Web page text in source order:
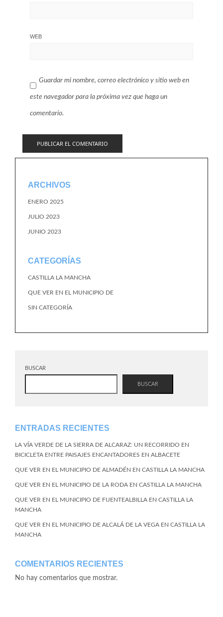
WEB
Guardar mi nombre, correo electrónico y sitio web en
este navegador para la próxima vez que haga un
comentario.
ARCHIVOS
ENERO 2025
JULIO 2023
JUNIO 2023
CATEGORÍAS
CASTILLA LA MANCHA
QUE VER EN EL MUNICIPIO DE
SIN CATEGORÍA
BUSCAR
BUSCAR
ENTRADAS RECIENTES
LA VÍA VERDE DE LA SIERRA DE ALCARAZ: UN RECORRIDO EN
BICICLETA ENTRE PAISAJES ENCANTADORES EN ALBACETE
QUE VER EN EL MUNICIPIO DE ALMADÉN EN CASTILLA LA MANCHA
QUE VER EN EL MUNICIPIO DE LA RODA EN CASTILLA LA MANCHA
QUE VER EN EL MUNICIPIO DE FUENTEALBILLA EN CASTILLA LA
MANCHA
QUE VER EN EL MUNICIPIO DE ALCALÁ DE LA VEGA EN CASTILLA LA
MANCHA
COMENTARIOS RECIENTES
No hay comentarios que mostrar.